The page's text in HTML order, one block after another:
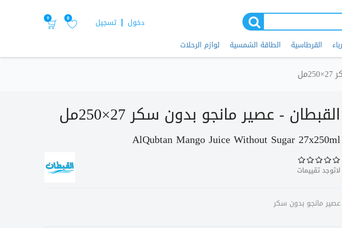
تسجيل دخول 0
0
القرطاسية الطاقة الشمسية لوازم الرحلات
القبطان - عصير مانجو بدون سكر 27×250مل
AlQubtan Mango Juice Without Sugar 27x250ml
لاتوجد تقييمات
عصير مانجو بدون سكر